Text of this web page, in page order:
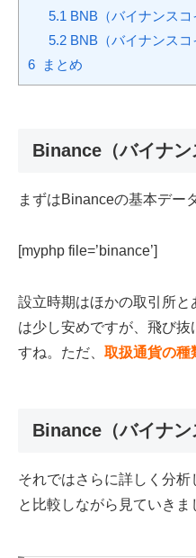
5.1 BNB（バイナンス
5.2BNB（バイナンスコ
6 まとめ
Binance（バイナン
まずはBinanceの基本デー
[myphp file=’binance’]
設立時期はほかの取引所
は少し安めですが、飛び
すね。ただ、 取扱通貨の種
Binance（バイナン
それではさらに詳しく分
と比較しながら見ていきま